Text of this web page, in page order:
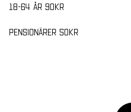
18-64 år 90kr
Pensionärer 50kr